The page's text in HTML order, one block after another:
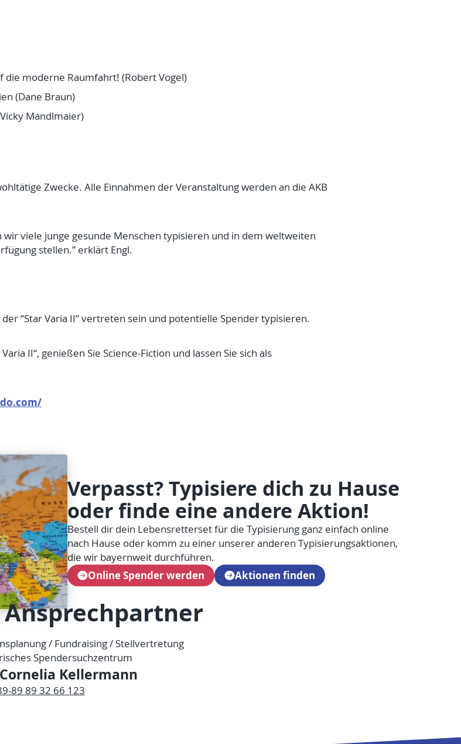
die moderne Raumfahrt! (Robert Vogel)
(Dane Braun)
Mandlmaier)
Zwecke. Alle Einnahmen der Veranstaltung werden an die AKB
viele junge gesunde Menschen typisieren und in dem weltweiten
stellen.” erklärt Engl.
“Star Varia II” vertreten sein und potentielle Spender typisieren.
II“, genießen Sie Science-Fiction und lassen Sie sich als
Verpasst? Typisiere dich zu Hause
oder finde eine andere Aktion!
Bestell dir dein Lebensretterset für die Typisierung ganz einfach online
nach Hause oder komm zu einer unserer anderen Typisierungsaktionen,
die wir bayernweit durchführen.
Online Spender werden Aktionen finden
/ Fundraising / Stellvertretung
Spendersuchzentrum
Kellermann
89 89 32 66 123